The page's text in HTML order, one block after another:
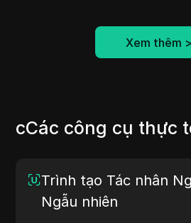
Xem thêm >
cCác công cụ thực
Trình tạo Tác nhân
Ngẫu nhiên